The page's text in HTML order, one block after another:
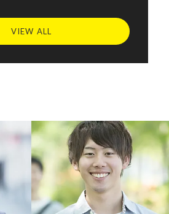
VIEW ALL